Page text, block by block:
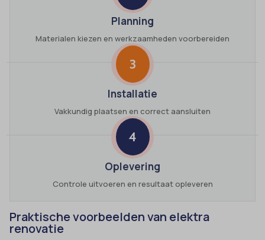
Planning
Materialen kiezen en werkzaamheden voorbereiden
3
Installatie
Vakkundig plaatsen en correct aansluiten
4
Oplevering
Controle uitvoeren en resultaat opleveren
Praktische voorbeelden van elektra
renovatie